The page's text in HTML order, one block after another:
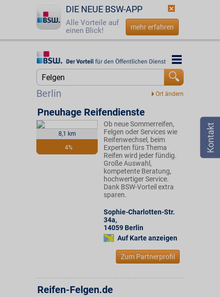
DIE NEUE BSW-APP
Alle Vorteile auf
einen Blick!
mehr erfahren
Startseite
Jetzt BSW-Mitglied werden
☎ 0800 - 279 25 82
Berlin
Startseite
8,1 km
4%
Pneuhage Reifendienste
Ob neue Sommerreifen,
Felgen oder Services wie
Reifenwechsel, beim
Experten fürs Thema
Reifen wird jeder fündig.
Große Auswahl,
kompetente Beratung,
hochwertiger Service.
Dank BSW-Vorteil extra
sparen.
Sophie-Charlotten-Str.
34a,
14059 Berlin
Auf Karte anzeigen
Zum Partnerprofil
Reifen-Felgen.de